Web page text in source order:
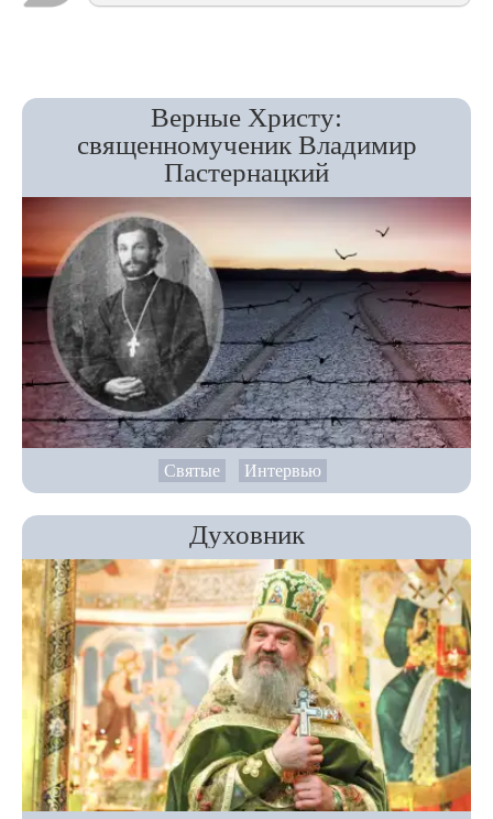
Верные Христу:
священномученик Владимир
Пастернацкий
Святые Интервью
Духовник